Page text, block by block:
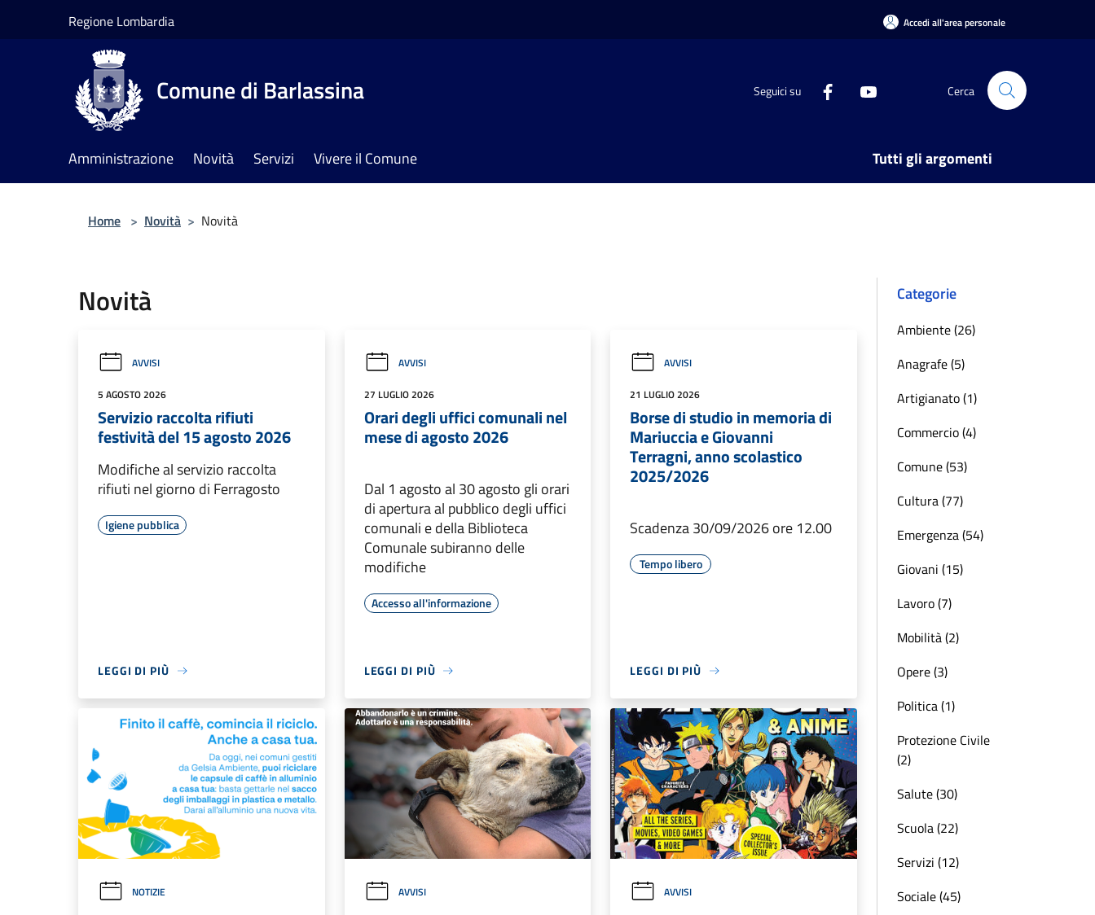
Regione Lombardia Accedi all'area personale
Comune di Barlassina Seguici su Cerca
Amministrazione Novità Servizi Vivere il Comune Tutti gli argomenti
Home > Novità > Novità
Novità
AVVISI
5 AGOSTO 2026
Servizio raccolta rifiuti
festività del 15 agosto 2026
Modifiche al servizio raccolta
rifiuti nel giorno di Ferragosto
Igiene pubblica
LEGGI DI PIÙ
AVVISI
27 LUGLIO 2026
Orari degli uffici comunali nel
mese di agosto 2026
Dal 1 agosto al 30 agosto gli orari
di apertura al pubblico degli uffici
comunali e della Biblioteca
Comunale subiranno delle
modifiche
Accesso all'informazione
LEGGI DI PIÙ
AVVISI
21 LUGLIO 2026
Borse di studio in memoria di
Mariuccia e Giovanni
Terragni, anno scolastico
2025/2026
Scadenza 30/09/2026 ore 12.00
Tempo libero
LEGGI DI PIÙ
NOTIZIE AVVISI AVVISI
Categorie
Ambiente (26)
Anagrafe (5)
Artigianato (1)
Commercio (4)
Comune (53)
Cultura (77)
Emergenza (54)
Giovani (15)
Lavoro (7)
Mobilità (2)
Opere (3)
Politica (1)
Protezione Civile
(2)
Salute (30)
Scuola (22)
Servizi (12)
Sociale (45)